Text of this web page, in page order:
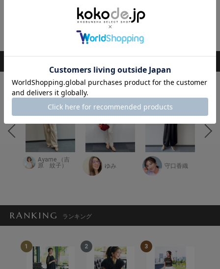
閉じる
Ayame （吉
原 紋子）
ゆみ 守口香織
RANKING ランキング
1 2 3